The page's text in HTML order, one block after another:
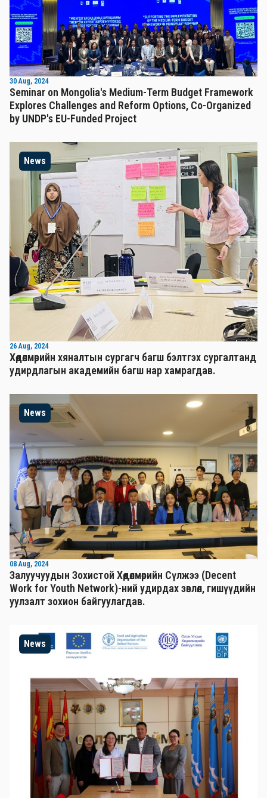
30 Aug, 2024
Seminar on Mongolia's Medium-Term Budget Framework
Explores Challenges and Reform Options, Co-Organized
by UNDP's EU-Funded Project
News
26 Aug, 2024
Хөдөлмөрийн хяналтын сургагч багш бэлтгэх сургалтанд
удирдлагын академийн багш нар хамрагдав.
News
08 Aug, 2024
Залуучуудын Зохистой Хөдөлмөрийн Сүлжээ (Decent
Work for Youth Network)-ний удирдах зөвлөл, гишүүдийн
уулзалт зохион байгуулагдав.
News